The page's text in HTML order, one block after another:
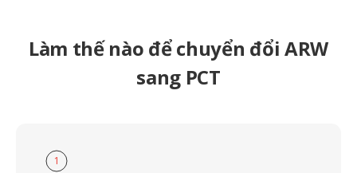
Làm thế nào để chuyển đổi ARW
sang PCT
1